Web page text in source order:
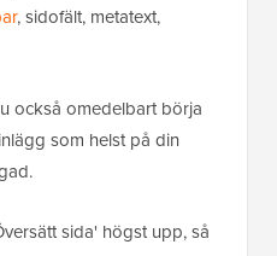
, sidofält, metatext,
också omedelbart börja
som helst på din
sida' högst upp, så